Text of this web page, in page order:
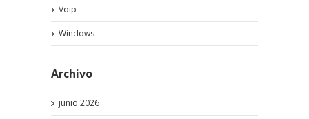
Voip
Windows
Archivo
junio 2026